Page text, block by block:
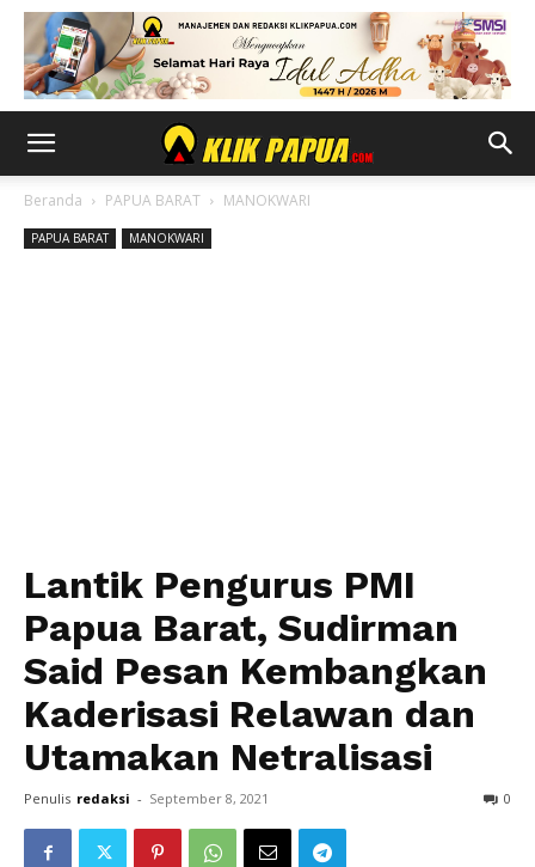
Beranda PAPUA BARAT MANOKWARI
PAPUA BARAT MANOKWARI
Lantik Pengurus PMI
Papua Barat, Sudirman
Said Pesan Kembangkan
Kaderisasi Relawan dan
Utamakan Netralisasi
Penulis redaksi - September 8, 2021 0